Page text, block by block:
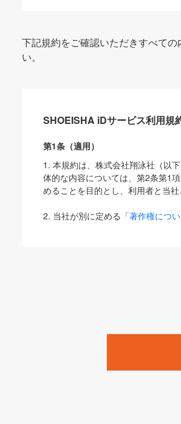
下記規約をご確認いただきすべて
い。
SHOEISHA iDサービス利用規
第1条（適用）
1. 本規約は、株式会社翔泳社（以
体的な内容については、第2条第1
めることを目的とし、利用者と当社
2. 当社が別に定める「著作権につ
は、本規約の規定が優先して適用
1. 「本サービス」とは、当社が提
みます）及びこれらサービスに関
「SEBook」「SEShop」「